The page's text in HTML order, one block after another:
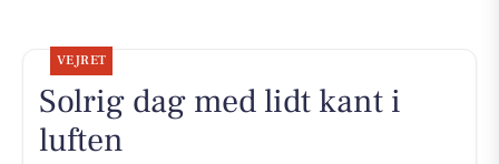
VEJRET
Solrig dag med lidt kant i
luften